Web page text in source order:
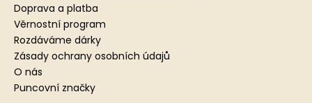
Doprava a platba
Věrnostní program
Rozdáváme dárky
Zásady ochrany osobních údajů
O nás
Puncovní značky